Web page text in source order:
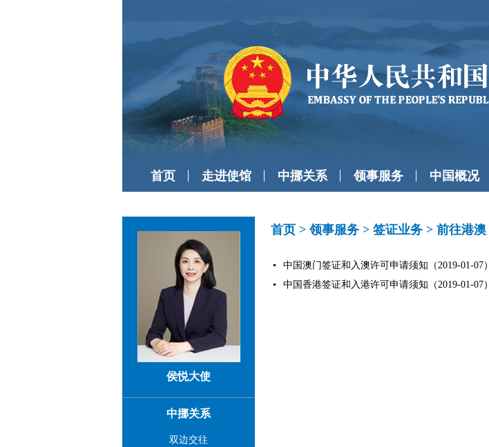
首页 走进使馆 中挪关系 领事服务 中国概况
侯悦大使
中挪关系
双边交往
首页 >领事服务 > 签证业务 > 前往港澳
中国澳门签证和入澳许可申请须知（2019-01-07）
中国香港签证和入港许可申请须知（2019-01-07）